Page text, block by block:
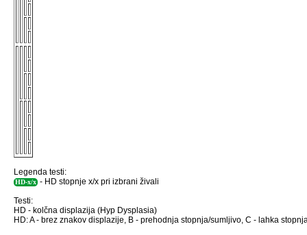
Legenda testi:
HD-x/x - HD stopnje x/x pri izbrani živali
Testi:
HD - kolčna displazija (Hyp Dysplasia)
HD: A - brez znakov displazije, B - prehodnja stopnja/sumljivo, C - lahka